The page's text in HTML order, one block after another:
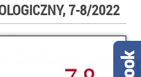
7-8/2022